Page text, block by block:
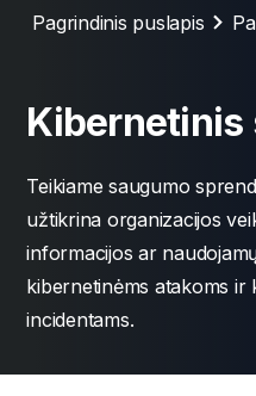
Pagrindinis puslapis
Kibernetinis
Teikiame saugumo
užtikrina organizacijos
informacijos ar
kibernetinėms atakoms ir
incidentams.